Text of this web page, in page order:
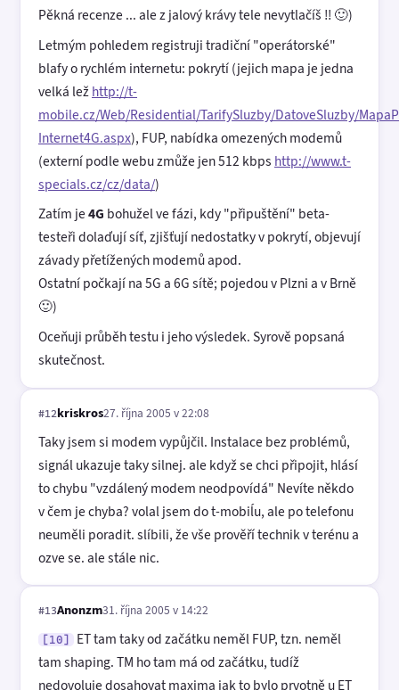
Pěkná recenze ... ale z jalový krávy tele nevytlačíš !! 🙂)
Letmým pohledem registruji tradiční "operátorské"
blafy o rychlém internetu: pokrytí (jejich mapa je jedna
velká ležhttp://t-
mobile.cz/Web/Residential/TarifySluzby/DatoveSluzby/
Internet4G.aspx), FUP, nabídka omezených modemů
(externí podle webu zmůže jen 512 kbps http://www.t-
specials.cz/cz/data/)
Zatím je4G bohužel ve fázi, kdy "připuštění" beta-
testeři dolaďují síť, zjišťují nedostatky v pokrytí, objevují
závady přetížených modemů apod.
Ostatní počkají na 5G a 6G sítě; pojedou v Plzni a v Brně
🙂)
Oceňuji průběh testu i jeho výsledek. Syrově popsaná
skutečnost.
#12kriskros27. října 2005 v 22:08
Taky jsem si modem vypůjčil. Instalace bez problémů,
signál ukazuje taky silnej. ale když se chci připojit, hlásí
to chybu "vzdálený modem neodpovídá" Nevíte někdo
v čem je chyba? volal jsem do t-mobiĺu, ale po telefonu
neuměli poradit. slíbili, že vše prověří technik v terénu a
ozve se. ale stále nic.
#13Anonzm31. října 2005 v 14:22
[10]
ET tam taky od začátku neměl FUP, tzn. neměl
tam shaping. TM ho tam má od začátku, tudíž
nedovoluje dosahovat maxima jak to bylo prvotně u ET